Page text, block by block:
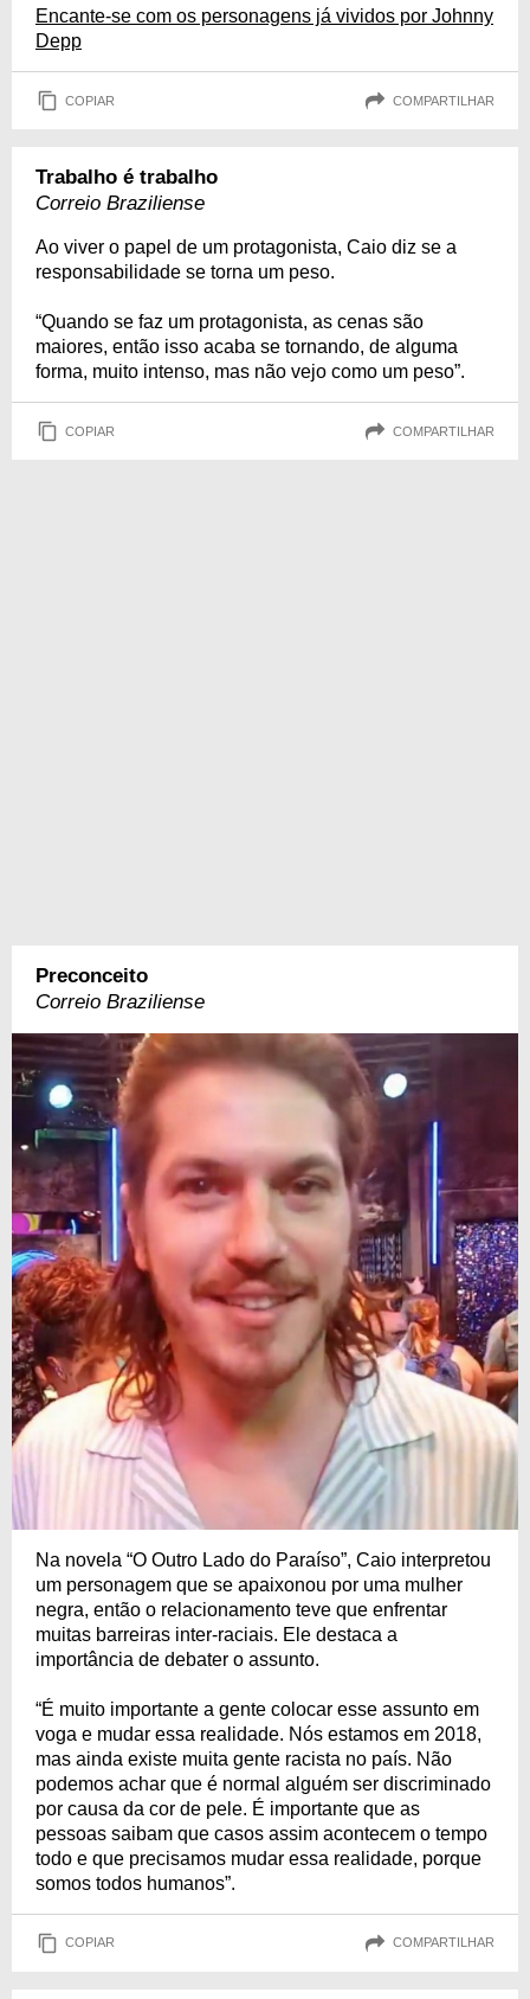
Encante-se com os personagens já vividos por Johnny
Depp
COPIAR COMPARTILHAR
Trabalho é trabalho
Correio Braziliense
Ao viver o papel de um protagonista, Caio diz se a
responsabilidade se torna um peso.
“Quando se faz um protagonista, as cenas são
maiores, então isso acaba se tornando, de alguma
forma, muito intenso, mas não vejo como um peso”.
COPIAR COMPARTILHAR
Preconceito
Correio Braziliense
Na novela “O Outro Lado do Paraíso”, Caio interpretou
um personagem que se apaixonou por uma mulher
negra, então o relacionamento teve que enfrentar
muitas barreiras inter-raciais. Ele destaca a
importância de debater o assunto.
“É muito importante a gente colocar esse assunto em
voga e mudar essa realidade. Nós estamos em 2018,
mas ainda existe muita gente racista no país. Não
podemos achar que é normal alguém ser discriminado
por causa da cor de pele. É importante que as
pessoas saibam que casos assim acontecem o tempo
todo e que precisamos mudar essa realidade, porque
somos todos humanos”.
COPIAR COMPARTILHAR